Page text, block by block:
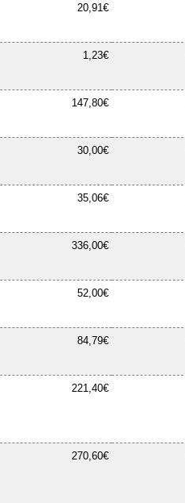
20,91€
1,23€
147,80€
30,00€
35,06€
336,00€
52,00€
84,79€
221,40€
270,60€